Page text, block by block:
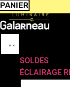
PANIER
SOLDES
ÉCLAIRAGE